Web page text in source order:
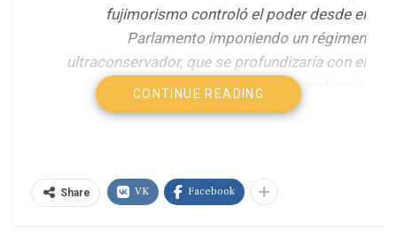
fujimorismo controló el poder desde el
Parlamento imponiendo un régimen
ultraconservador, que se profundizaría con el
control de la presidencia.
Con el 100% de las actas escrutadas, Keiko
El ajustado resultado se da en un escenario
donde la izquierda denunció irregularidades en el
CONTINUE READING
Share VK Facebook